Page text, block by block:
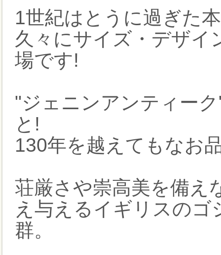
1世紀はとうに過ぎた
久々にサイズ・デザイ
場です!
"ジェニンアンティー
と!
130年を越えてもなお
荘厳さや崇高美を備え
え与えるイギリスの
群。